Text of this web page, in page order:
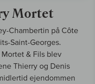
Mortet
Chambertin på Côte
Saint-Georges.
& Fils blev
Thierry og Denis
ejendommen